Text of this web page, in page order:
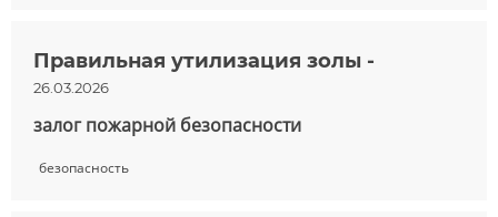
Правильная утилизация золы -
26.03.2026
залог пожарной безопасности
безопасность